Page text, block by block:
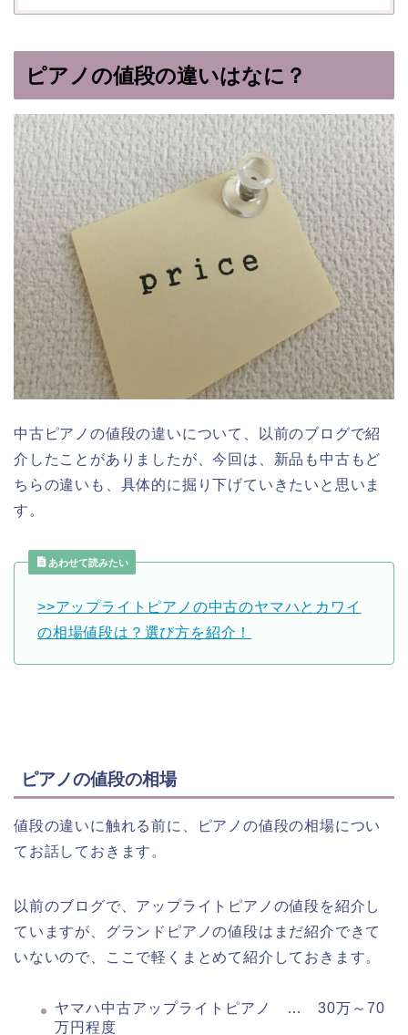
ピアノの値段の違いはなに？
中古ピアノの値段の違いについて、以前のブログで紹
介したことがありましたが、今回は、新品も中古もど
ちらの違いも、具体的に掘り下げていきたいと思いま
す。
あわせて読みたい
>>アップライトピアノの中古のヤマハとカワイ
の相場値段は？選び方を紹介！
ピアノの値段の相場
値段の違いに触れる前に、ピアノの値段の相場につい
てお話しておきます。
以前のブログで、アップライトピアノの値段を紹介し
ていますが、グランドピアノの値段はまだ紹介できて
いないので、ここで軽くまとめて紹介しておきます。
ヤマハ中古アップライトピアノ … 30万～70
万円程度